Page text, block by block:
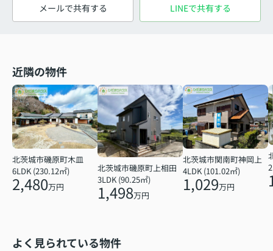
メールで共有する LINEで共有する
近隣の物件
北茨城市磯原町木皿
6LDK (230.12㎡)
2,480万円
北茨城市磯原町上相田
3LDK (90.25㎡)
1,498万円
北茨城市関南町神岡上
4LDK (101.02㎡)
1,029万円
よく見られている物件